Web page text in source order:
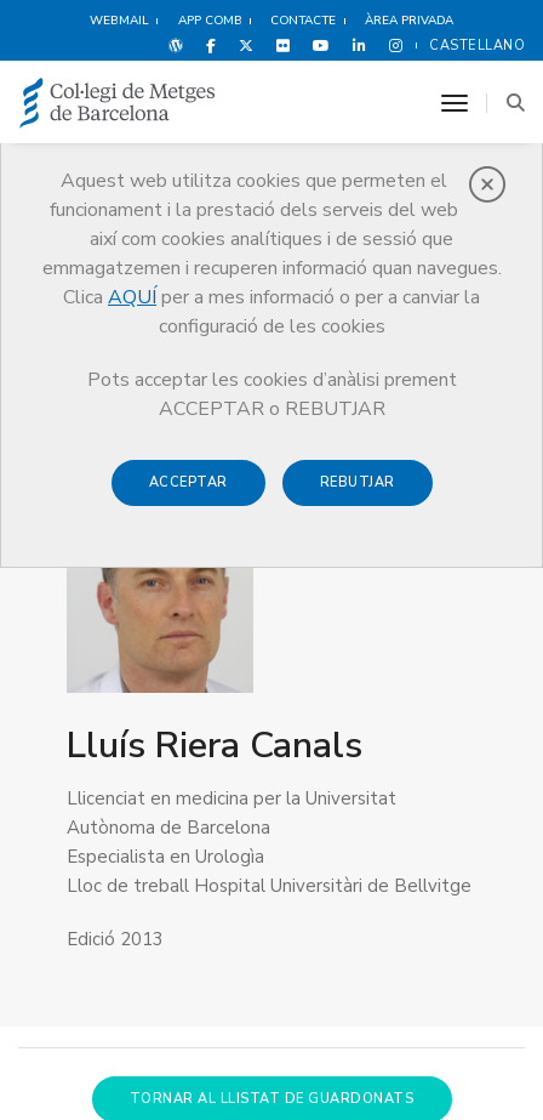
WEBMAIL APP COMB CONTACTE ÀREA PRIVADA
CASTELLANO
Aquest web utilitza cookies que permeten el
funcionament i la prestació dels serveis del web
així com cookies analítiques i de sessió que
emmagatzemen i recuperen informació quan navegues.
Clica AQUÍ per a mes informació o per a canviar la
configuració de les cookies
Pots acceptar les cookies d’anàlisi prement
ACCEPTAR o REBUTJAR
ACCEPTAR REBUTJAR
toggle
Premis
Premis Guardonat Edició 2013
Guardonat Edició 2013
Lluís Riera Canals
Llicenciat en medicina per la Universitat
Autònoma de Barcelona
Especialista en Urologìa
Lloc de treball Hospital Universitàri de Bellvitge
Edició 2013
TORNAR AL LLISTAT DE GUARDONATS